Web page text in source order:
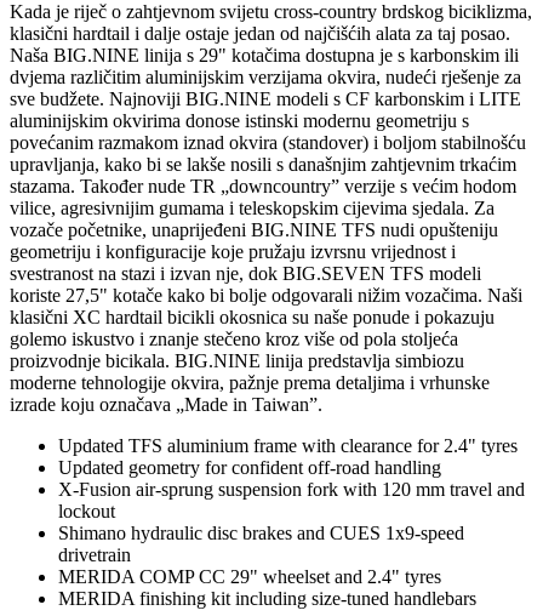
Kada je riječ o zahtjevnom svijetu cross-country brdskog biciklizma,
klasični hardtail i dalje ostaje jedan od najčišćih alata za taj posao.
Naša BIG.NINE linija s 29" kotačima dostupna je s karbonskim ili
dvjema različitim aluminijskim verzijama okvira, nudeći rješenje za
sve budžete. Najnoviji BIG.NINE modeli s CF karbonskim i LITE
aluminijskim okvirima donose istinski modernu geometriju s
povećanim razmakom iznad okvira (standover) i boljom stabilnošću
upravljanja, kako bi se lakše nosili s današnjim zahtjevnim trkaćim
stazama. Također nude TR „downcountry” verzije s većim hodom
vilice, agresivnijim gumama i teleskopskim cijevima sjedala. Za
vozače početnike, unaprijeđeni BIG.NINE TFS nudi opušteniju
geometriju i konfiguracije koje pružaju izvrsnu vrijednost i
svestranost na stazi i izvan nje, dok BIG.SEVEN TFS modeli
koriste 27,5" kotače kako bi bolje odgovarali nižim vozačima. Naši
klasični XC hardtail bicikli okosnica su naše ponude i pokazuju
golemo iskustvo i znanje stečeno kroz više od pola stoljeća
proizvodnje bicikala. BIG.NINE linija predstavlja simbiozu
moderne tehnologije okvira, pažnje prema detaljima i vrhunske
izrade koju označava „Made in Taiwan”.
Updated TFS aluminium frame with clearance for 2.4" tyres
Updated geometry for confident off-road handling
X-Fusion air-sprung suspension fork with 120 mm travel and
lockout
Shimano hydraulic disc brakes and CUES 1x9-speed
drivetrain
MERIDA COMP CC 29" wheelset and 2.4" tyres
MERIDA finishing kit including size-tuned handlebars